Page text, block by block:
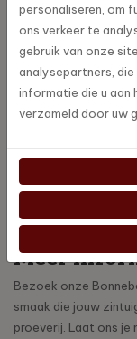
Bonnebella
om te genieten van
aroma's en smaken.
Waarom
Kwaliteit boven
Passie voor
drijvende kracht
Deskundig
kennis en helpt
Meer
Bezoek onze
smaak die jouw
proeverij. Laat ons je
personaliseren, om
ons verkeer te
gebruik van onze
analysepartners, die
informatie die u aan
verzameld door uw